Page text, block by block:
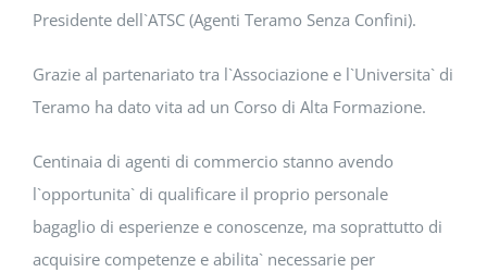
Presidente dell`ATSC (Agenti Teramo Senza Confini).
Grazie al partenariato tra l`Associazione e l`Universita` di
Teramo ha dato vita ad un Corso di Alta Formazione.
Centinaia di agenti di commercio stanno avendo
l`opportunita` di qualificare il proprio personale
bagaglio di esperienze e conoscenze, ma soprattutto di
acquisire competenze e abilita` necessarie per